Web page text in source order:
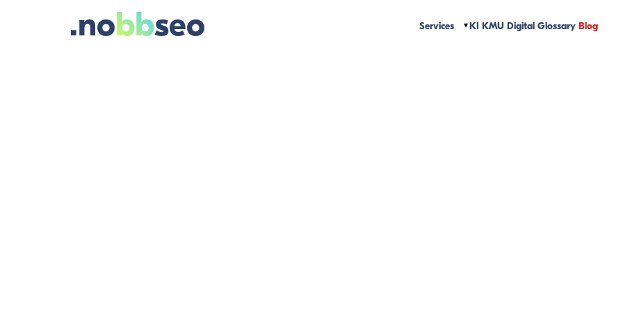
.nobbseo Services KI KMU Digital Glossary Blog